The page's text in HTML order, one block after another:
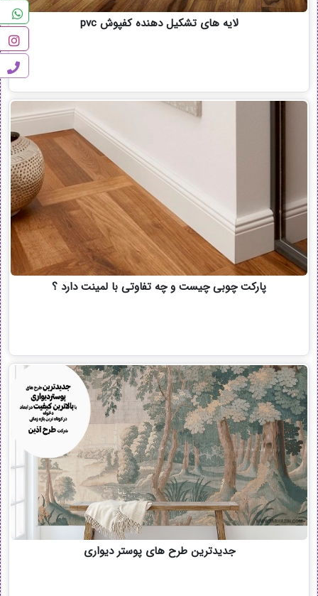
لایه های تشکیل دهنده کفپوش pvc
پارکت چوبی چیست و چه تفاوتی با لمینت دارد ؟
جدیدترین طرح های پوستر دیواری